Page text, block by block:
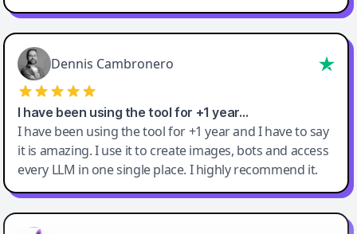
Dennis Cambronero
I have been using the tool for +1 year…
I have been using the tool for +1 year and I have to say
it is amazing. I use it to create images, bots and access
every LLM in one single place. I highly recommend it.